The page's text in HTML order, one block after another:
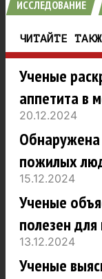
ИССЛЕДОВАНИЕ
ЧИТАЙТЕ
Ученые
аппетита в
20.12.2024
Обнаружена
пожилых
15.12.2024
Ученые
полезен
13.12.2024
Ученые